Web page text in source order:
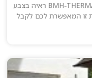
פונקציות חכמות של מצלמת BMH-THERMAL-3-V2: ICR ראיה בצבע
זו המאפשרת לכם לקבל